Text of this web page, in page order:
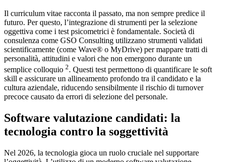
Il curriculum vitae racconta il passato, ma non sempre predice il
futuro. Per questo, l’integrazione di strumenti per la selezione
oggettiva come i test psicometrici è fondamentale. Società di
consulenza come GSO Consulting utilizzano strumenti validati
scientificamente (come Wave® o MyDrive) per mappare tratti di
personalità, attitudini e valori che non emergono durante un
semplice colloquio 2. Questi test permettono di quantificare le soft
skill e assicurare un allineamento profondo tra il candidato e la
cultura aziendale, riducendo sensibilmente il rischio di turnover
precoce causato da errori di selezione del personale.
Software valutazione candidati: la
tecnologia contro la soggettività
Nel 2026, la tecnologia gioca un ruolo cruciale nel supportare